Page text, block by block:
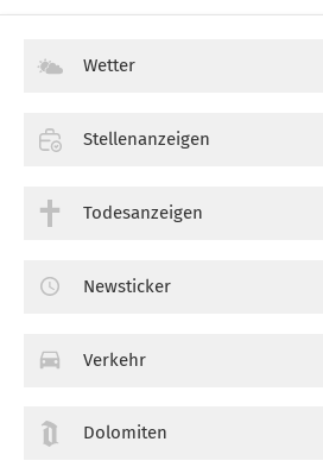
Wetter
Stellenanzeigen
Todesanzeigen
Newsticker
Verkehr
Dolomiten